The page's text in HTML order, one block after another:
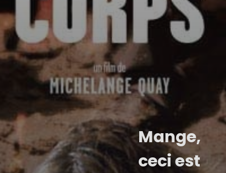
Mange,
ceci est